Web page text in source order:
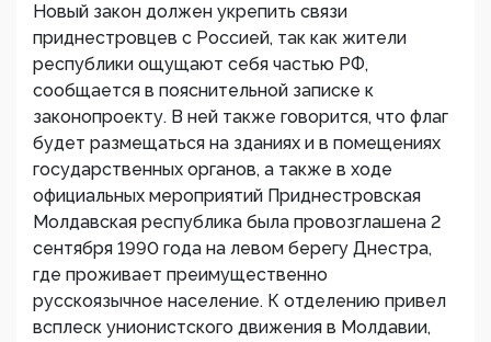
Новый закон должен укрепить связи
приднестровцев с Россией, так как жители
республики ощущают себя частью РФ,
сообщается в пояснительной записке к
законопроекту. В ней также говорится, что флаг
будет размещаться на зданиях и в помещениях
государственных органов, а также в ходе
официальных мероприятий Приднестровская
Молдавская республика была провозглашена 2
сентября 1990 года на левом берегу Днестра,
где проживает преимущественно
русскоязычное население. К отделению привел
всплеск унионистского движения в Молдавии,